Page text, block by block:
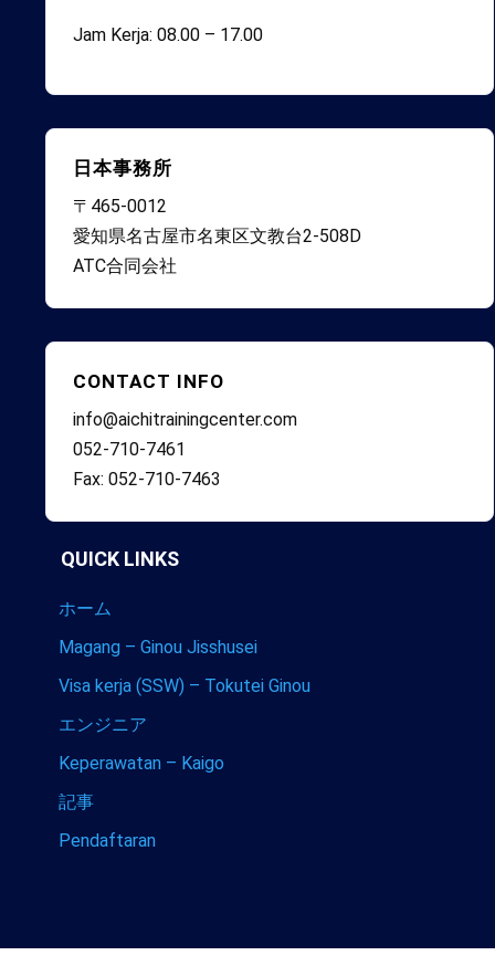
Jam Kerja: 08.00 – 17.00
日本事務所
〒465-0012
愛知県名古屋市名東区文教台2-508D
ATC合同会社
CONTACT INFO
info@aichitrainingcenter.com
052-710-7461
Fax: 052-710-7463
QUICK LINKS
ホーム
Magang – Ginou Jisshusei
Visa kerja (SSW) – Tokutei Ginou
エンジニア
Keperawatan – Kaigo
記事
Pendaftaran